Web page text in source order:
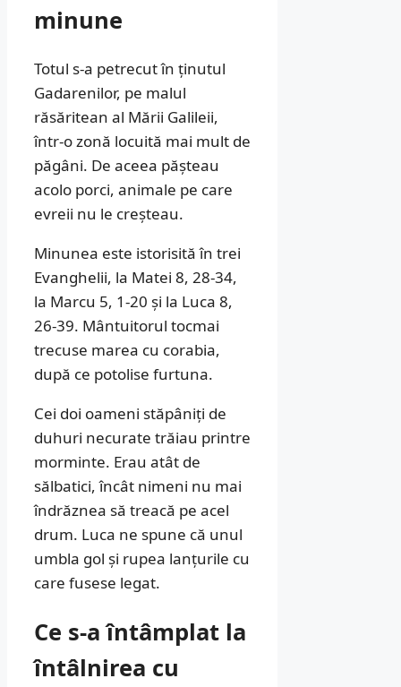
minune
Totul s-a petrecut în ținutul
Gadarenilor, pe malul
răsăritean al Mării Galileii,
într-o zonă locuită mai mult de
păgâni. De aceea pășteau
acolo porci, animale pe care
evreii nu le creșteau.
Minunea este istorisită în trei
Evanghelii, la Matei 8, 28-34,
la Marcu 5, 1-20 și la Luca 8,
26-39. Mântuitorul tocmai
trecuse marea cu corabia,
după ce potolise furtuna.
Cei doi oameni stăpâniți de
duhuri necurate trăiau printre
morminte. Erau atât de
sălbatici, încât nimeni nu mai
îndrăznea să treacă pe acel
drum. Luca ne spune că unul
umbla gol și rupea lanțurile cu
care fusese legat.
Ce s-a întâmplat la
întâlnirea cu